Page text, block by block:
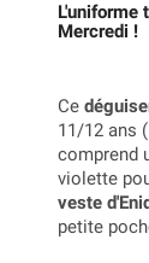
L'uniforme
Mercredi !
Ce
11/12 ans
comprend
violette
veste
petite